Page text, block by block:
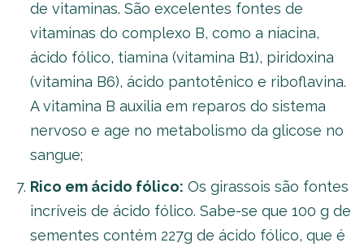
de vitaminas. São excelentes fontes de
vitaminas do complexo B, como a niacina,
ácido fólico, tiamina (vitamina B1), piridoxina
(vitamina B6), ácido pantotênico e riboflavina.
A vitamina B auxilia em reparos do sistema
nervoso e age no metabolismo da glicose no
sangue;
Rico em ácido fólico: Os girassois são fontes
incríveis de ácido fólico. Sabe-se que 100 g de
sementes contém 227g de ácido fólico, que é